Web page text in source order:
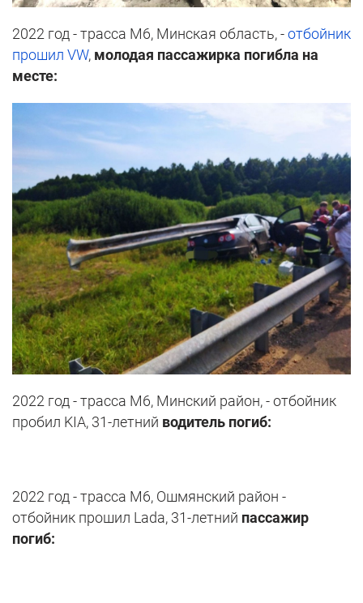
2022 год - трасса М6, Минская область, -отбойник
прошил VW, молодая пассажирка погибла на
месте:
2022 год - трасса М6, Минский район, - отбойник
пробил KIА, 31-летний водитель погиб:
2022 год - трасса М6, Ошмянский район -
отбойник прошил Lada, 31-летний пассажир
погиб: